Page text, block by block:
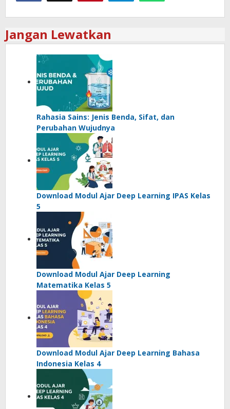
Jangan Lewatkan
Rahasia Sains: Jenis Benda, Sifat, dan
Perubahan Wujudnya
Download Modul Ajar Deep Learning IPAS Kelas
5
Download Modul Ajar Deep Learning
Matematika Kelas 5
Download Modul Ajar Deep Learning Bahasa
Indonesia Kelas 4